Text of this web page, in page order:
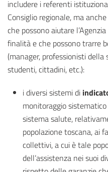
includere i referenti
Consiglio regionale, ma
che possono aiutare
finalità e che possono trarre
(manager, professionisti
studenti, cittadini, etc.):
i diversi sistemi di
monitoraggio
sistema salute,
popolazione toscana, ai
collettivi, a cui è tale
dell’assistenza nei suoi